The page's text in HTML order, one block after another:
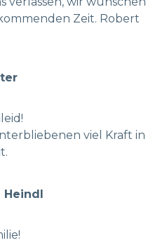
Zeit. Robert
viel Kraft in
Heindl